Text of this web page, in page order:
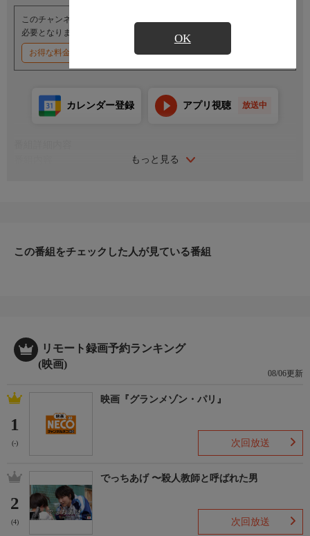
OK
このチャンネルのご視聴には、オプションチャンネル(有料)のご契約が
必要となります。
お得な料金割引キャンペーン実施中
もっと見る
カレンダー登録 アプリ視聴 放送中
を盛り込みながら、維新前夜に躍動する佐幕、勤王派の群像を浮
この番組をチェックした人が見ている番組
リモート録画予約ランキング
(映画)
08/06更新
1
(-)
映画『グランメゾン・パリ』
次回放送
2
(4)
でっちあげ 〜殺人教師と呼ばれた男
次回放送